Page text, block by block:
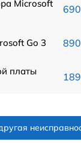
Microsoft
Go 3
платы